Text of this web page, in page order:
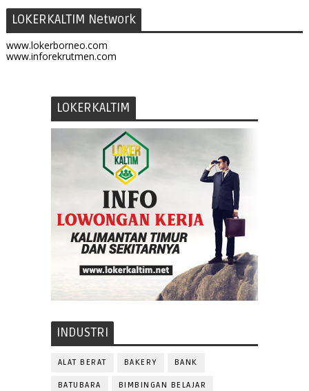
LOKERKALTIM Network
www.lokerborneo.com
www.inforekrutmen.com
LOKERKALTIM
INDUSTRI
ALAT BERAT BAKERY BANK
BATUBARA BIMBINGAN BELAJAR